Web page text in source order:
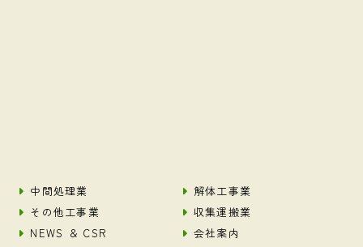
中間処理業
解体工事業
その他工事業
収集運搬業
NEWS ＆ CSR
会社案内